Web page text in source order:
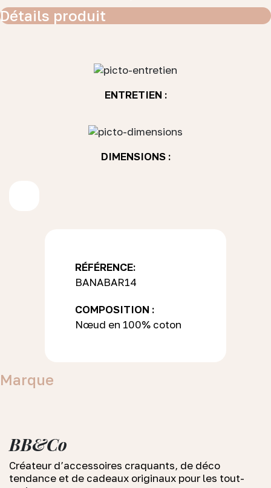
Détails produit
ENTRETIEN :
DIMENSIONS :
RÉFÉRENCE:
BANABAR14
COMPOSITION :
Nœud en 100% coton
Marque
BB&Co
Créateur d’accessoires craquants, de déco
tendance et de cadeaux originaux pour les tout-